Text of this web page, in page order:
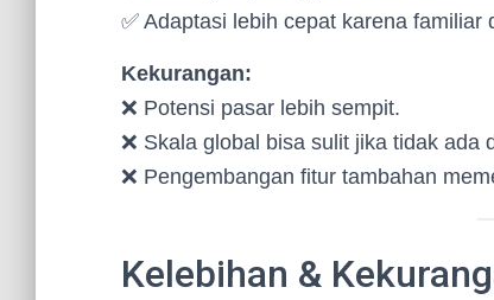
✅ Adaptasi lebih cepat karena
Kekurangan:
❌ Potensi pasar lebih sempit.
❌ Skala global bisa sulit jika tidak ada
❌ Pengembangan fitur tambahan
Kelebihan &